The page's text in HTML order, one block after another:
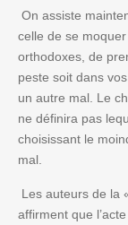
On assiste
celle de se
orthodoxes, de
peste soit dans
un autre mal. Le
ne définira pas
choisissant le
mal.
Les auteurs de la
affirment que